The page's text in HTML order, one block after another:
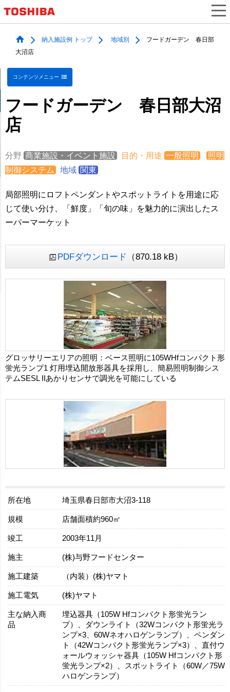
納入施設例 トップ 地域別
フードガーデン 春日部
大沼店
コンテンツメニュー
フードガーデン 春日部大沼
店
分野 商業施設・イベント施設 目的・用途 一般照明
照明
制御システム
地域 関東
局部照明にロフトペンダントやスポットライトを用途に応
じて使い分け、「鮮度」「旬の味」を魅力的に演出したス
ーパーマーケット
PDFダウンロード （870.18 kB）
グロッサリーエリアの照明：ベース照明に105WHfコンパクト形
蛍光ランプ1 灯用埋込開放形器具を採用し、簡易照明制御シス
テムSESL IIあかりセンサで調光を可能にしている
所在地 埼玉県春日部市大沼3-118
規模 店舗面積約960㎡
竣工 2003年11月
施主 (株)与野フードセンター
施工建築 （内装）(株)ヤマト
施工電気 (株)ヤマト
主な納入商
品
埋込器具（105W Hfコンパクト形蛍光ラン
プ）、ダウンライト（32Wコンパクト形蛍光ラ
ンプ×3、60Wネオハロゲンランプ）、ペンダン
ト（42Wコンパクト形蛍光ランプ×3）、直付ウ
ォールウォッシャ器具（105W Hfコンパクト形
蛍光ランプ×2）、スポットライト（60W／75W
ハロゲンランプ）